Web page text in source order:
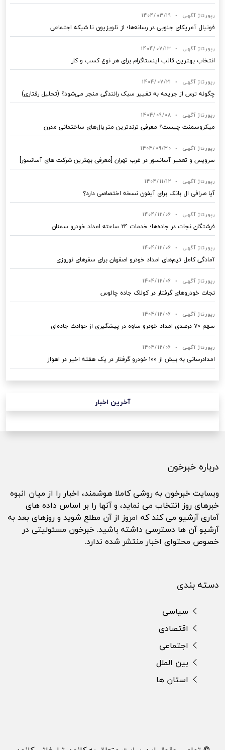
رپورتاژ آگهی •
1404/03/19
فوتبال آمریکای جنوبی در رسانه‌ها؛ از تلویزیون تا شبکه اجتماعی
رپورتاژ آگهی •
1404/07/13
انتخاب بهترین قالب‌ اینستاگرام برای هر نوع کسب‌ و کار
رپورتاژ آگهی •
1404/07/21
چگونه ترس از جریمه به تغییر سبک رانندگی منجر می‌شود؟ (تحلیل رفتاری)
رپورتاژ آگهی •
1404/09/08
میکروسمنت چیست؟ معرفی ترندترین متریال‌های ساختمانی مدرن
رپورتاژ آگهی •
1404/09/30
سرویس و تعمیر آسانسور در غرب تهران [معرفی بهترین شرکت های آسانسور]
رپورتاژ آگهی •
1404/11/12
آیا صرافی ال بانک برای آیفون نسخه اختصاصی دارد؟
رپورتاژ آگهی •
1404/12/06
فرشتگان نجات در جاده‌ها؛ خدمات ۲۴ ساعته امداد خودرو سمنان
رپورتاژ آگهی •
1404/12/06
آمادگی کامل تیم‌های امداد خودرو اصفهان برای سفرهای نوروزی
رپورتاژ آگهی •
1404/12/06
نجات خودروهای گرفتار در کولاک جاده چالوس
رپورتاژ آگهی •
1404/12/06
سهم ۷۰ درصدی امداد خودرو ساوه در پیشگیری از حوادث جاده‌ای
رپورتاژ آگهی •
1404/12/06
امدادرسانی به بیش از ۱۰۰ خودرو گرفتار در یک هفته اخیر در اهواز
آخرین اخبار
درباره خبرخون
وبسایت خبرخون به روشی کاملا هوشمند، اخبار را از میان انبوه
خبرهای روز انتخاب می نماید، و آنها را بر اساس داده های
آماری آرشیو می کند که امروز از آن مطلع شوید و روزهای بعد به
آرشیو آن ها دسترسی داشته باشید. خبرخون مسئولیتی در
خصوص محتوای اخبار منتشر شده ندارد.
دسته بندی
سیاسی
اقتصادی
اجتماعی
بین الملل
استان ها